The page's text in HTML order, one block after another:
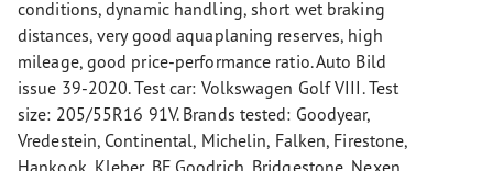
conditions, dynamic handling, short wet braking
distances, very good aquaplaning reserves, high
mileage, good price-performance ratio. Auto Bild
issue 39-2020. Test car: Volkswagen Golf VIII. Test
size: 205/55R16 91V. Brands tested: Goodyear,
Vredestein, Continental, Michelin, Falken, Firestone,
Hankook, Kleber, BF Goodrich, Bridgestone, Nexen,